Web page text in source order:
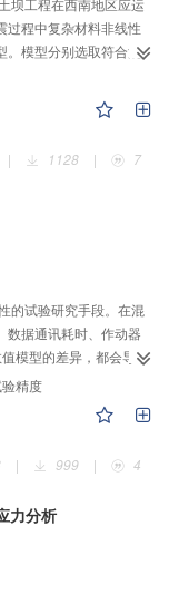
坝工程在西南地区应运
过程中复杂材料非线性
。模型分别选取符合混
性，骨架线中含有软
线形状的滞回效应加卸
软化段滞回效应的卸载
余塑性应变与卸载应
题转化至单轴等效应变
求解上的正确性与高
支撑。
| 1128 | 7
的试验研究手段。在混
数据通讯耗时、作动器
模型的差异，都会导致
是当前较为通用的
混合试验时长为重点的
柱构件为试验子结构，
试验数据进行分析可
验时长的主要因素。根
合试验，宜采取显式积
行适当简化以提高试验
精度
| 999 | 4
力分析